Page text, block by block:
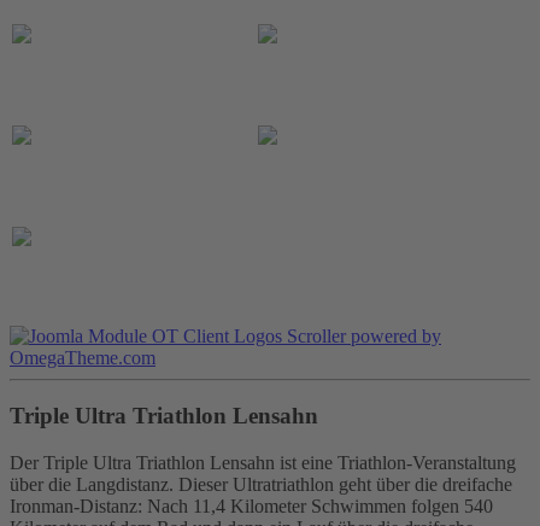
Triple Ultra Triathlon Lensahn
Der Triple Ultra Triathlon Lensahn ist eine Triathlon-Veranstaltung
über die Langdistanz. Dieser Ultratriathlon geht über die dreifache
Ironman-Distanz: Nach 11,4 Kilometer Schwimmen folgen 540